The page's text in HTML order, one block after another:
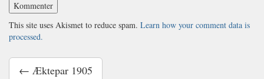
This site uses Akismet to reduce spam. Learn how your comment data is
processed.
← Æktepar 1905